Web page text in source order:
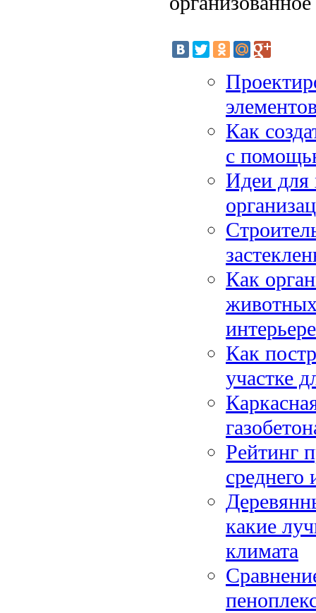
Как
с
Идеи для
Как
интерьере
Как
участке
Рейтинг
среднего
какие
климата